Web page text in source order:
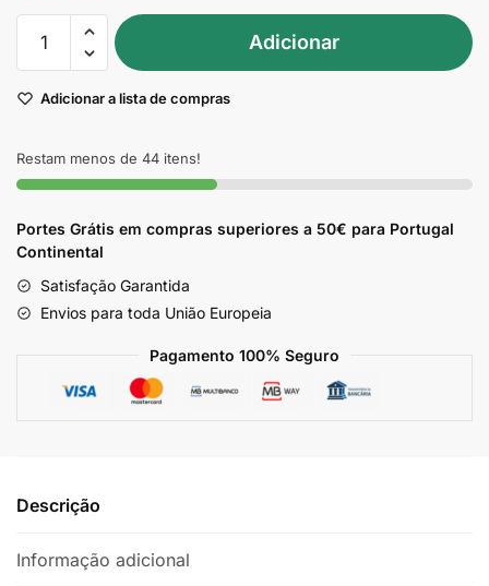
Quantidade
de
Banana
Skala
Adicionar
Adicionar a lista de compras
Restam menos de 44 itens!
Portes Grátis em compras superiores a 50€ para Portugal
Continental
Satisfação Garantida
Envios para toda União Europeia
Pagamento 100% Seguro
Descrição
Informação adicional